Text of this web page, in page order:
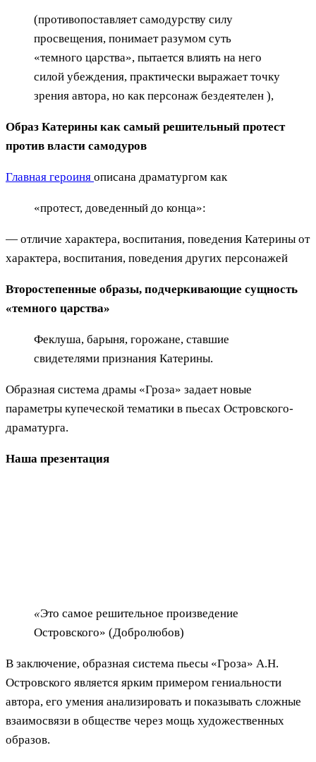
(противопоставляет самодурству силу
просвещения, понимает разумом суть
«темного царства», пытается влиять на него
силой убеждения, практически выражает точку
зрения автора, но как персонаж бездеятелен ),
Образ Катерины как самый решительный протест
против власти самодуров
Главная героиня описана драматургом как
«протест, доведенный до конца»:
— отличие характера, воспитания, поведения Катерины от
характера, воспитания, поведения других персонажей
Второстепенные образы, подчеркивающие сущность
«темного царства»
Феклуша, барыня, горожане, ставшие
свидетелями признания Катерины.
Образная система драмы «Гроза» задает новые
параметры купеческой тематики в пьесах Островского-
драматурга.
Наша презентация
«Это самое решительное произведение
Островского» (Добролюбов)
В заключение, образная система пьесы «Гроза» А.Н.
Островского является ярким примером гениальности
автора, его умения анализировать и показывать сложные
взаимосвязи в обществе через мощь художественных
образов.